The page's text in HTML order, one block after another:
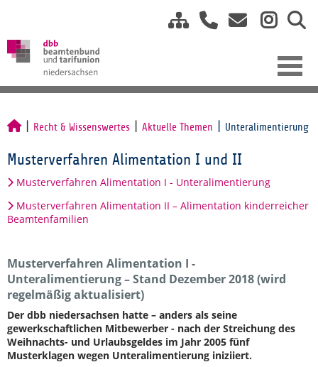
Recht & Wissenswertes Aktuelle Themen Unteralimentierung
Musterverfahren Alimentation I und II
Musterverfahren Alimentation I - Unteralimentierung
Musterverfahren Alimentation II – Alimentation kinderreicher
Beamtenfamilien
Musterverfahren Alimentation I -
Unteralimentierung – Stand Dezember 2018 (wird
regelmäßig aktualisiert)
Der dbb niedersachsen hatte – anders als seine
gewerkschaftlichen Mitbewerber - nach der Streichung des
Weihnachts- und Urlaubsgeldes im Jahr 2005 fünf
Musterklagen wegen Unteralimentierung iniziiert.